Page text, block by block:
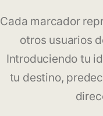
Cada marcador
otros usuarios
Introduciendo tu
tu destino,